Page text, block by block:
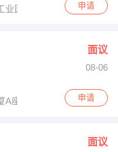
业园安居大厦
申请
面议
08-06
A座19E
申请
面议